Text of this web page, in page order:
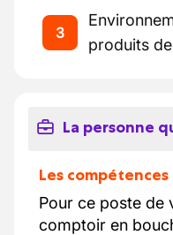
3
produits
La personne
Les
Pour ce poste de
comptoir en